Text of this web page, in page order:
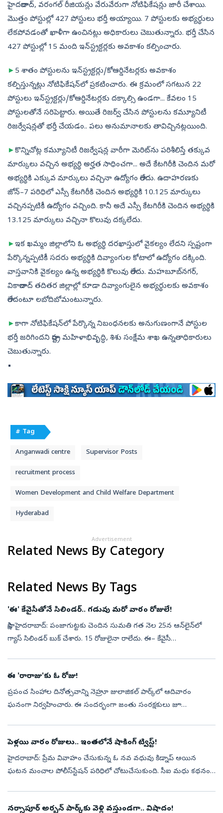
హైదరాబాద్, వరంగల్‌ రీజియన్లు వేరువేరుగా నోటిఫికేషన్లు జారీ చేశాయి.
మొత్తం పోస్టుల్లో 427 పోస్టులు భర్తీ అయ్యాయి. 7 పోస్టులకు అభ్యర్థులు
లేకపోవడంతో ఖాళీగా ఉంచినట్లు అధికారులు చెబుతున్నారు. భర్తీ చేసిన
427 పోస్టుల్లో 15 మంది ఇన్‌స్ట్రక్టర్లకు అవకాశం కల్పించారు.
► 5 శాతం పోస్టులను ఇన్‌స్ట్రక్టర్లు/కోఆర్డినేటర్లకు అవకాశం
కల్పిస్తున్నట్లు నోటిఫికేషన్‌లో ప్రకటించారు. ఈ క్రమంలో సగటున 22
పోస్టులు ఇన్‌స్ట్రక్టర్లు/కోఆర్డినేటర్లకు దక్కాల్సి ఉండగా... కేవలం 15
పోస్టులతోనే సరిపెట్టారు. అయితే రిజర్వ్‌ చేసిన పోస్టులను కమ్యూనిటీ
రిజర్వేషన్లతో భర్తీ చేయడం.. పలు అనుమానాలకు తావిచ్చినట్లయింది.
►కొన్నిచోట్ల కమ్యూనిటీ రిజర్వేషన్ల వారీగా మెరిట్‌ను పరిశీలిస్తే తక్కువ
మార్కులు వచ్చిన అభ్యర్థి అర్హత సాధించగా... అదే కేటగిరీకి చెందిన మరో
అభ్యర్థికి ఎక్కువ మార్కులు వచ్చినా ఉద్యోగం రాలేదు. ఉదాహరణకు
జోన్‌–7 పరిధిలో ఎస్సీ కేటగిరీకి చెందిన అభ్యర్థికి 10.125 మార్కులు
వచ్చినప్పటికీ ఉద్యోగం వచ్చింది. కానీ అదే ఎస్సీ కేటగిరీకి చెందిన అభ్యర్థికి
13.125 మార్కులు వచ్చినా కొలువు దక్కలేదు.
►ఇక ఖమ్మం జిల్లాలోని ఓ అభ్యర్థి దరఖాస్తులో వైకల్యం లేదని స్పష్టంగా
పేర్కొన్నప్పటికీ సదరు అభ్యర్థికి దివ్యాంగుల కోటాలో ఉద్యోగం దక్కింది.
వాస్తవానికి వైకల్యం ఉన్న అభ్యర్థికి కొలువు రాలేదు. మహబూబ్‌నగర్,
వికారాబాద్‌ తదితర జిల్లాల్లో కూడా దివ్యాంగులైన అభ్యర్థులకు అవకాశం
రాలేదంటూ లబోదిబోమంటున్నారు.
►కాగా నోటిఫికేషన్‌లో పేర్కొన్న నిబంధనలకు అనుగుణంగానే పోస్టుల
భర్తీ జరిగిందని రాష్ట్ర మహిళాభివృద్ధి, శిశు సంక్షేమ శాఖ ఉన్నతాధికారులు
చెబుతున్నారు.
# Tag
Anganwadi centre Supervisor Posts
recruitment process
Women Development and Child Welfare Department
Hyderabad
Advertisement
Related News By Category
Related News By Tags
'ఈ' కేవైసీతోనే సిలిండర్‌.. గడువు మరో వారం రోజులే!
సాక్షి, హైదరాబాద్‌: పంజాగుట్టకు చెందిన సుమతి గత నెల 25న ఆన్‌లైన్‌లో
గ్యాస్‌ సిలిండర్‌ బుక్‌ చేశారు. 15 రోజులైనా రాలేదు. ఈ– కేవైసీ
ఈ 'రారాజు'కు ఓ రోజు!
ప్రపంచ సింహాల దినోత్సవాన్ని నెహ్రూ జులాజికల్‌ పార్క్‌లో ఆదివారం
ఘనంగా నిర్వహించారు. ఈ సందర్భంగా జంతు సంరక్షకులు జూ
పెళ్లయి వారం రోజులు.. ఇంతలోనే షాకింగ్ ట్విస్ట్‌!
హైదరాబాద్‌: ప్రేమ వివాహం చేసుకున్న ఓ నవ వధువు కిడ్నాప్‌ అయిన
ఘటన మంచాల పోలీస్‌స్టేషన్‌ పరిధిలో చోటుచేసుకుంది. సీఐ మధు కథనం
నర్సాపూర్‌ అర్బన్‌ పార్క్‌కు వెళ్లి వస్తుండగా.. విషాదం!